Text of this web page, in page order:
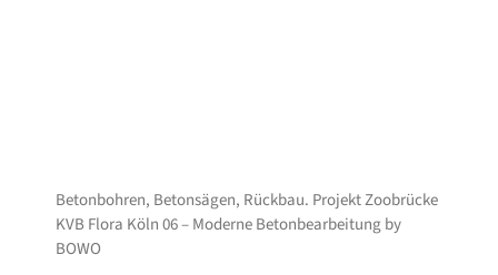
Betonbohren, Betonsägen, Rückbau. Projekt Zoobrücke
KVB Flora Köln 06 – Moderne Betonbearbeitung by
BOWO